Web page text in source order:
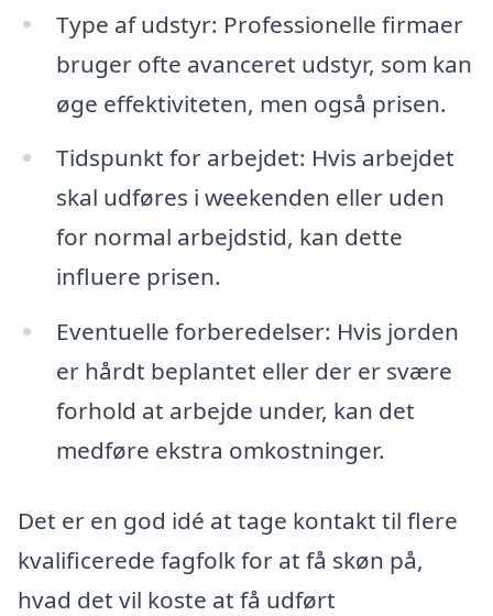
Type af udstyr: Professionelle firmaer
bruger ofte avanceret udstyr, som kan
øge effektiviteten, men også prisen.
Tidspunkt for arbejdet: Hvis arbejdet
skal udføres i weekenden eller uden
for normal arbejdstid, kan dette
influere prisen.
Eventuelle forberedelser: Hvis jorden
er hårdt beplantet eller der er svære
forhold at arbejde under, kan det
medføre ekstra omkostninger.
Det er en god idé at tage kontakt til flere
kvalificerede fagfolk for at få skøn på,
hvad det vil koste at få udført